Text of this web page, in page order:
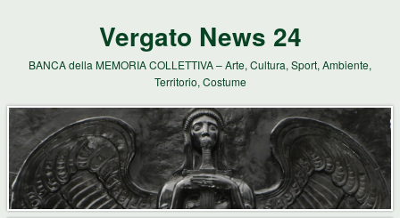
Vergato News 24
BANCA della MEMORIA COLLETTIVA – Arte, Cultura, Sport, Ambiente,
Territorio, Costume